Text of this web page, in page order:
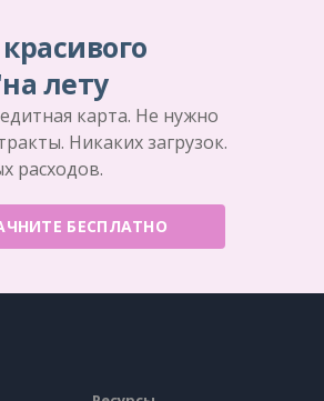
лету
карта. Не нужно
Никаких загрузок.
расходов.
БЕСПЛАТНО